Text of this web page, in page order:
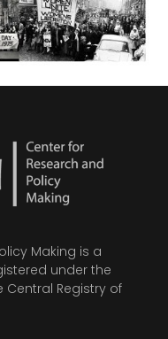
Making is a
under the
Registry of